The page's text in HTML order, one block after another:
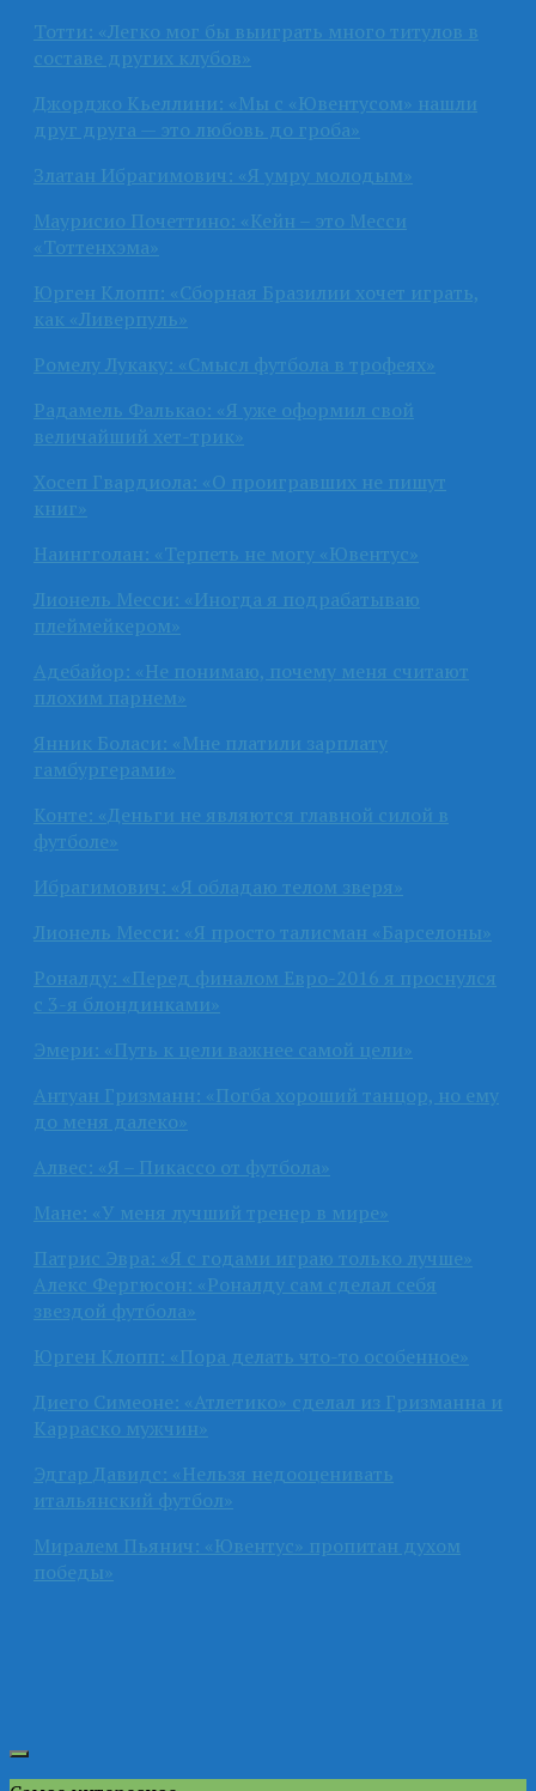
Тотти: «Легко мог бы выиграть много титулов в
составе других клубов»
Джорджо Кьеллини: «Мы с «Ювентусом» нашли
друг друга — это любовь до гроба»
Златан Ибрагимович: «Я умру молодым»
Маурисио Почеттино: «Кейн – это Месси
«Тоттенхэма»
Юрген Клопп: «Сборная Бразилии хочет играть,
как «Ливерпуль»
Ромелу Лукаку: «Смысл футбола в трофеях»
Радамель Фалькао: «Я уже оформил свой
величайший хет-трик»
Хосеп Гвардиола: «О проигравших не пишут
книг»
Наингголан: «Терпеть не могу «Ювентус»
Лионель Месси: «Иногда я подрабатываю
плеймейкером»
Адебайор: «Не понимаю, почему меня считают
плохим парнем»
Янник Боласи: «Мне платили зарплату
гамбургерами»
Конте: «Деньги не являются главной силой в
футболе»
Ибрагимович: «Я обладаю телом зверя»
Лионель Месси: «Я просто талисман «Барселоны»
Роналду: «Перед финалом Евро-2016 я проснулся
с 3-я блондинками»
Эмери: «Путь к цели важнее самой цели»
Антуан Гризманн: «Погба хороший танцор, но ему
до меня далеко»
Алвес: «Я – Пикассо от футбола»
Мане: «У меня лучший тренер в мире»
Патрис Эвра: «Я с годами играю только лучше»
Алекс Фергюсон: «Роналду сам сделал себя
звездой футбола»
Юрген Клопп: «Пора делать что-то особенное»
Диего Симеоне: «Атлетико» сделал из Гризманна и
Карраско мужчин»
Эдгар Давидс: «Нельзя недооценивать
итальянский футбол»
Миралем Пьянич: «Ювентус» пропитан духом
победы»